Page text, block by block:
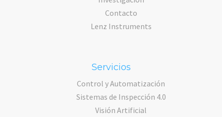
Contacto
Lenz Instruments
Servicios
Control y Automatización
Sistemas de Inspección 4.0
Visión Artificial